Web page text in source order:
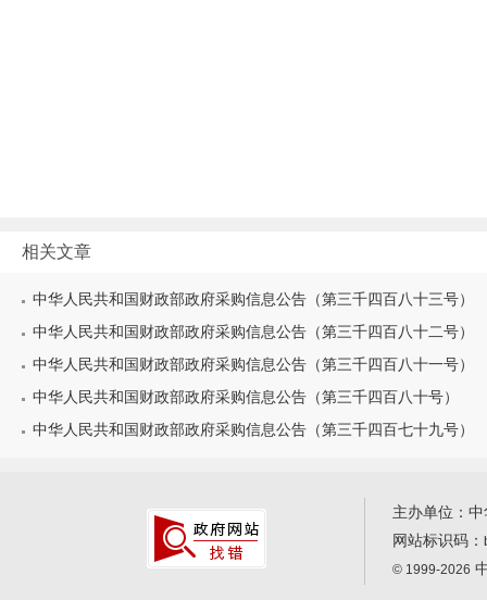
相关文章
中华人民共和国财政部政府采购信息公告（第三千四百八十三号）
中华人民共和国财政部政府采购信息公告（第三千四百八十二号）
中华人民共和国财政部政府采购信息公告（第三千四百八十一号）
中华人民共和国财政部政府采购信息公告（第三千四百八十号）
中华人民共和国财政部政府采购信息公告（第三千四百七十九号）
主办单位：
网站标识码：
© 1999-2026